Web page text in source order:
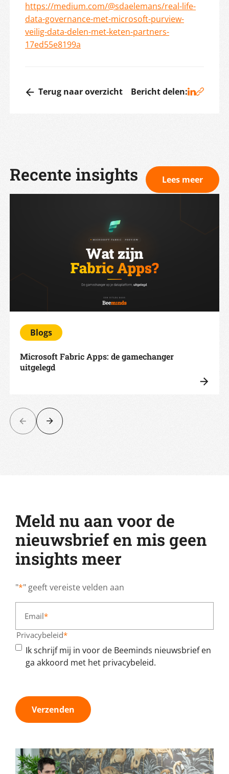
https://medium.com/@sdaelemans/real-life-
data-governance-met-microsoft-purview-
veilig-data-delen-met-keten-partners-
17ed55e8199a
Terug naar overzicht Bericht delen:
Recente insights Lees meer
Blogs
Microsoft Fabric Apps: de gamechanger
uitgelegd
Meld nu aan voor de
nieuwsbrief en mis geen
insights meer
"*" geeft vereiste velden aan
Email*
Privacybeleid*
Ik schrijf mij in voor de Beeminds nieuwsbrief en
ga akkoord met het privacybeleid.
Verzenden